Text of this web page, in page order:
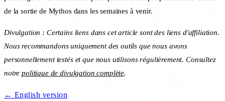
de la sortie de Mythos dans les semaines à venir.
Divulgation : Certains liens dans cet article sont des liens d'affiliation.
Nous recommandons uniquement des outils que nous avons
personnellement testés et que nous utilisons régulièrement. Consultez
notrepolitique de divulgation complète.
← English version